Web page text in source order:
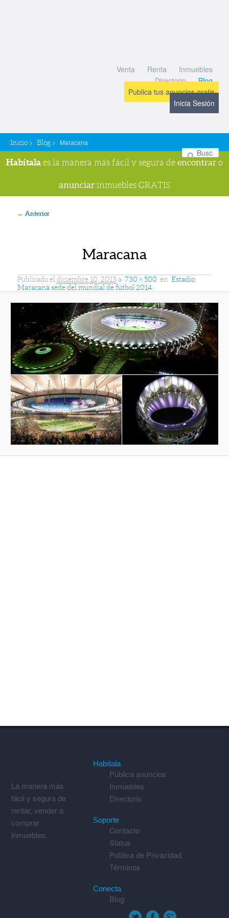
Venta Renta
Inmuebles
Directorio
Blog
Publica tus anuncios gratis
Inicia Sesión
Inicio > Blog > Maracana
Habítala es la manera más fácil y segura de encontrar o
anunciar inmuebles GRATIS
Navegador de imágenes
← Anterior
Maracana
Publicado el diciembre 10, 2013 a 730 × 500 en Estadio
Maracaná sede del mundial de fútbol 2014
La manera más
fácil y segura de
rentar, vender o
comprar
inmuebles.
Habítala
Publica anuncios
Inmuebles
Directorio
Soporte
Contacto
Status
Política de Privacidad
Términos
Conecta
Blog